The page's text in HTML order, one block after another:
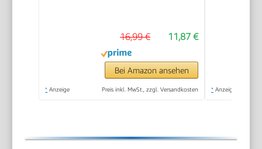
Große Karaffe-
1000ml / 1 litre /
34Oz - Schwarz
11,87 €
16,99 €
Bei Amazon ansehen
* Anzeige Preis inkl. MwSt., zzgl. Versandkosten * Anzeige